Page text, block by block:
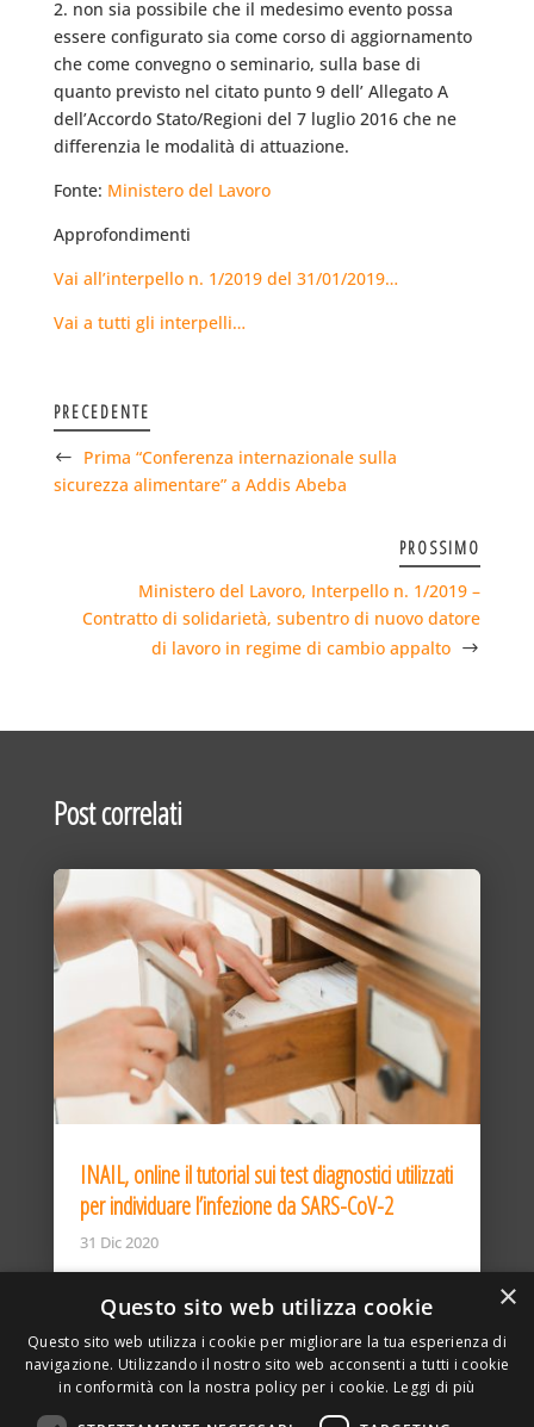
2. non sia possibile che il medesimo evento possa
essere configurato sia come corso di aggiornamento
che come convegno o seminario, sulla base di
quanto previsto nel citato punto 9 dell’ Allegato A
dell’Accordo Stato/Regioni del 7 luglio 2016 che ne
differenzia le modalità di attuazione.
Fonte: Ministero del Lavoro
Approfondimenti
Vai all’interpello n. 1/2019 del 31/01/2019…
Vai a tutti gli interpelli…
PRECEDENTE
Prima “Conferenza internazionale sulla
sicurezza alimentare” a Addis Abeba
PROSSIMO
Ministero del Lavoro, Interpello n. 1/2019 –
Contratto di solidarietà, subentro di nuovo datore
di lavoro in regime di cambio appalto
Post correlati
INAIL, online il tutorial sui test diagnostici utilizzati
per individuare l’infezione da SARS-CoV-2
31 Dic 2020
×
Questo sito web utilizza cookie
Questo sito web utilizza i cookie per migliorare la tua esperienza di
navigazione. Utilizzando il nostro sito web acconsenti a tutti i cookie
in conformità con la nostra policy per i cookie. Leggi di più